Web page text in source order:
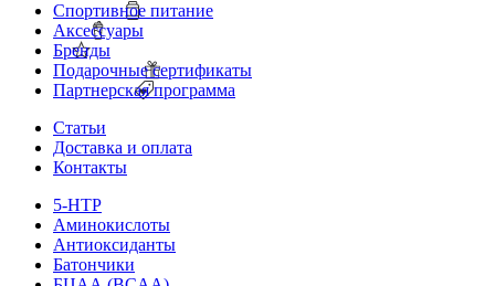
Спортивное питание
Аксессуары
Бренды
Подарочные сертификаты
Партнерская программа
Статьи
Доставка и оплата
Контакты
5-HTP
Аминокислоты
Антиоксиданты
Батончики